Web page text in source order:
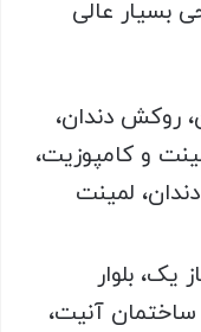
بسیار عالی
روکش دندان،
و کامپوزیت،
لمینت
یک، بلوار
ساختمان آنیت،